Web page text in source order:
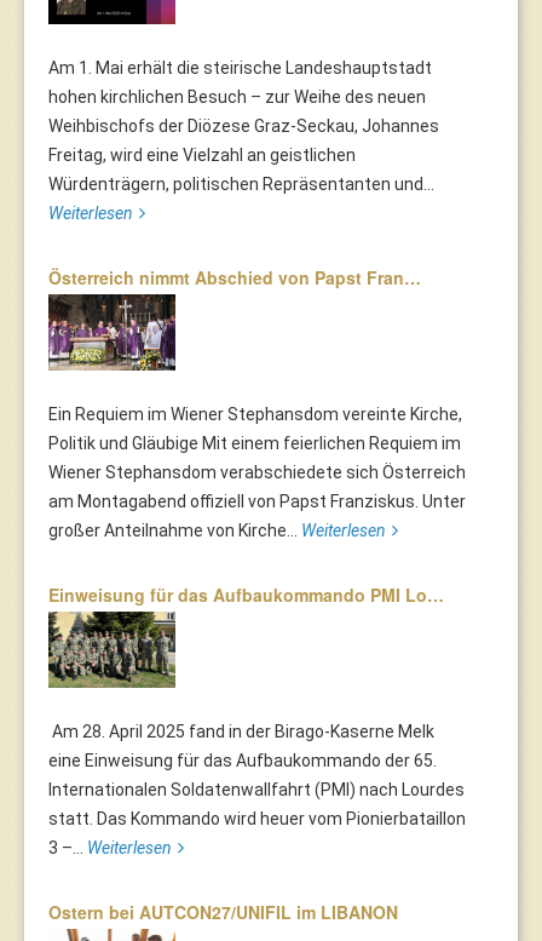
Am 1. Mai erhält die steirische Landeshauptstadt
hohen kirchlichen Besuch – zur Weihe des neuen
Weihbischofs der Diözese Graz-Seckau, Johannes
Freitag, wird eine Vielzahl an geistlichen
Würdenträgern, politischen Repräsentanten und...
Weiterlesen
Österreich nimmt Abschied von Papst Fran…
Ein Requiem im Wiener Stephansdom vereinte Kirche,
Politik und Gläubige Mit einem feierlichen Requiem im
Wiener Stephansdom verabschiedete sich Österreich
am Montagabend offiziell von Papst Franziskus. Unter
großer Anteilnahme von Kirche... Weiterlesen
Einweisung für das Aufbaukommando PMI Lo…
Am 28. April 2025 fand in der Birago-Kaserne Melk
eine Einweisung für das Aufbaukommando der 65.
Internationalen Soldatenwallfahrt (PMI) nach Lourdes
statt. Das Kommando wird heuer vom Pionierbataillon
3 –... Weiterlesen
Ostern bei AUTCON27/UNIFIL im LIBANON